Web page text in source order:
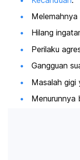
Hilang
Perilaku
Gangguan
Masalah gigi
Menurunnya